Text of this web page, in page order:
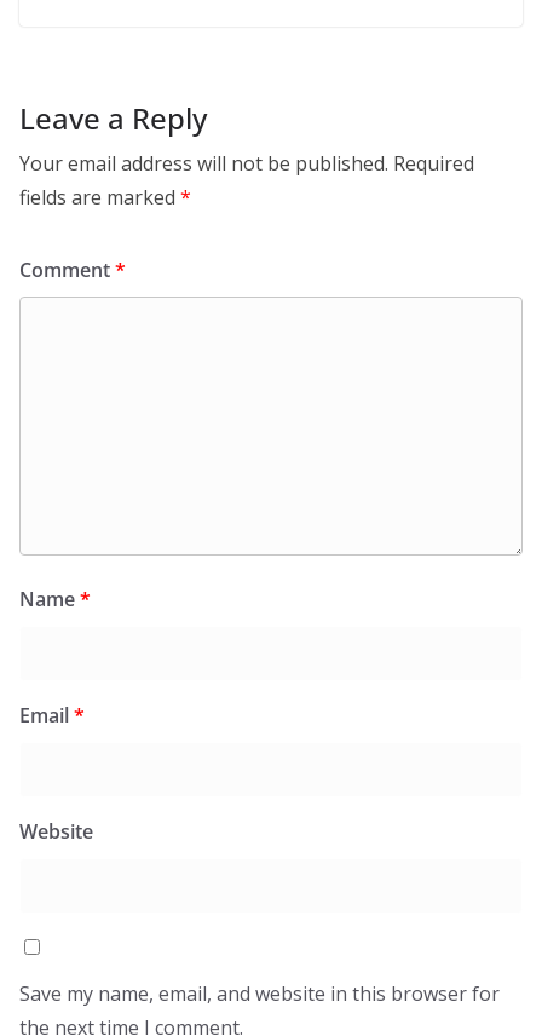
Leave a Reply
Your email address will not be published. Required
fields are marked *
Comment*
Name*
Email*
Website
Save my name, email, and website in this browser for
the next time I comment.